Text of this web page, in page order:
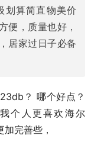
划算简直物美价
便，质量也好，
居家过日子必备
？ 哪个好点？
个人更喜欢海尔
完善些，